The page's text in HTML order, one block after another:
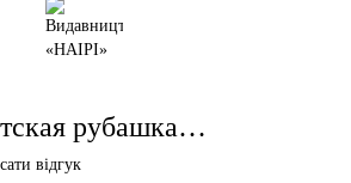
рубашка…
відгук